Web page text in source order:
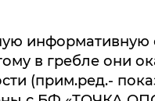
информативную
в гребле они
(прим.ред.-